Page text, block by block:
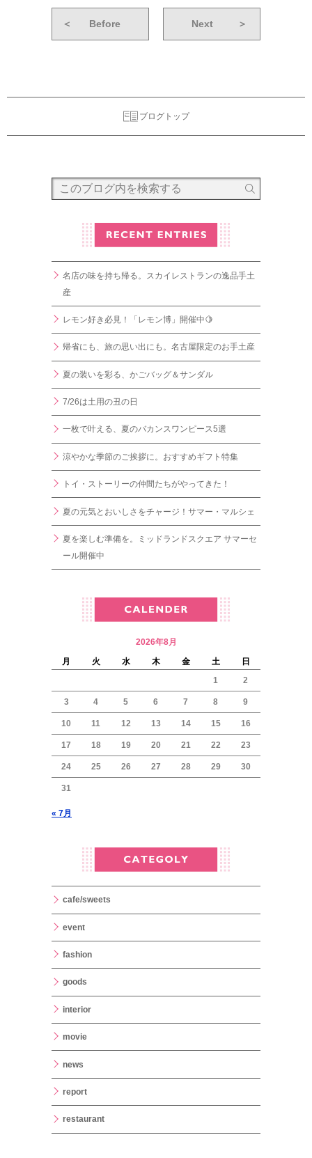
＜ Before Next ＞
ブログトップ
名店の味を持ち帰る。スカイレストランの逸品手土
産
レモン好き必見！「レモン博」開催中🍋
帰省にも、旅の思い出にも。名古屋限定のお手土産
夏の装いを彩る、かごバッグ＆サンダル
7/26は土用の丑の日
一枚で叶える、夏のバカンスワンピース5選
涼やかな季節のご挨拶に。おすすめギフト特集
トイ・ストーリーの仲間たちがやってきた！
夏の元気とおいしさをチャージ！サマー・マルシェ
夏を楽しむ準備を。ミッドランドスクエア サマーセ
ール開催中
2026年8月
月
火 水 木 金 土
日
1
2
3 4 5 6 7 8 9
10 11 12 13 14 15 16
17 18 19 20 21 22 23
24 25 26 27 28 29 30
31
« 7月
cafe/sweets
event
fashion
goods
interior
movie
news
report
restaurant